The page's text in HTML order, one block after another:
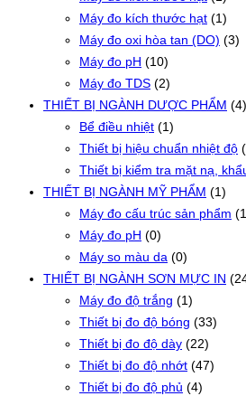
Máy đo kích thước hạt (1)
Máy đo oxi hòa tan (DO) (3)
Máy đo pH (10)
Máy đo TDS (2)
THIẾT BỊ NGÀNH DƯỢC PHẨM (4)
Bể điều nhiệt (1)
Thiết bị hiệu chuẩn nhiệt độ
Thiết bị kiểm tra mặt nạ,
THIẾT BỊ NGÀNH MỸ PHẨM (1)
Máy đo cấu trúc sản phẩm
Máy đo pH (0)
Máy so màu da (0)
THIẾT BỊ NGÀNH SƠN MỰC IN
Máy đo độ trắng (1)
Thiết bị đo độ bóng (33)
Thiết bị đo độ dày (22)
Thiết bị đo độ nhớt (47)
Thiết bị đo độ phủ (4)